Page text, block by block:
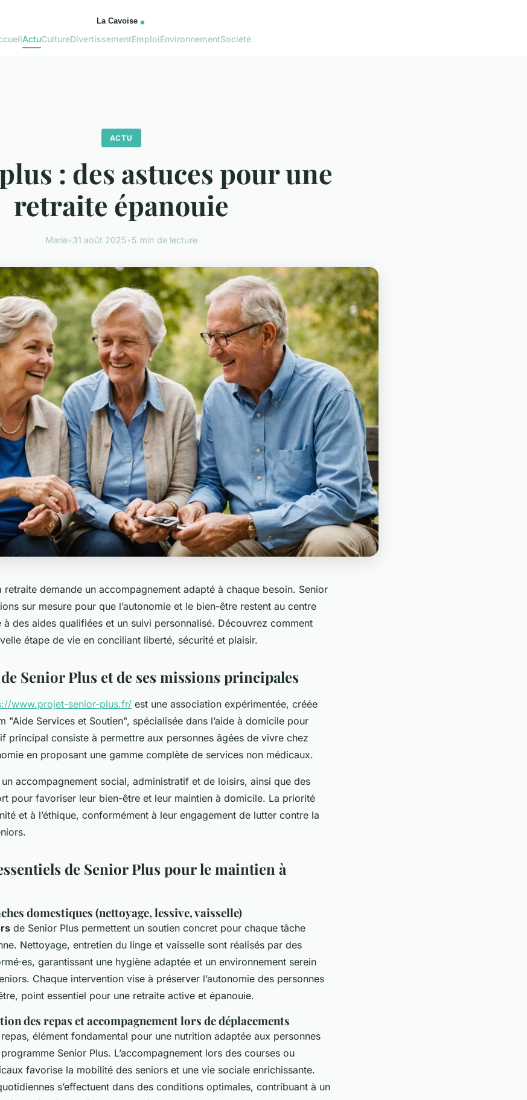
ActuCultureDivertissementEmploiEnvironnementSociété
ACTU
: des astuces pour une
retraite épanouie
Marie•31 août 2025•5 min de lecture
retraite demande un accompagnement adapté à chaque besoin. Senior
sur mesure pour que l’autonomie et le bien-être restent au centre
des aides qualifiées et un suivi personnalisé. Découvrez comment
étape de vie en conciliant liberté, sécurité et plaisir.
Senior Plus et de ses missions principales
www.projet-senior-plus.fr/ est une association expérimentée, créée
"Aide Services et Soutien", spécialisée dans l’aide à domicile pour
principal consiste à permettre aux personnes âgées de vivre chez
en proposant une gamme complète de services non médicaux.
accompagnement social, administratif et de loisirs, ainsi que des
pour favoriser leur bien-être et leur maintien à domicile. La priorité
et à l’éthique, conformément à leur engagement de lutter contre la
de Senior Plus pour le maintien à
domestiques (nettoyage, lessive, vaisselle)
de Senior Plus permettent un soutien concret pour chaque tâche
Nettoyage, entretien du linge et vaisselle sont réalisés par des
garantissant une hygiène adaptée et un environnement serein
Chaque intervention vise à préserver l’autonomie des personnes
point essentiel pour une retraite active et épanouie.
des repas et accompagnement lors de déplacements
élément fondamental pour une nutrition adaptée aux personnes
Senior Plus. L’accompagnement lors des courses ou
favorise la mobilité des seniors et une vie sociale enrichissante.
s’effectuent dans des conditions optimales, contribuant à un